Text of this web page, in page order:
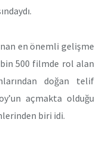
en önemli gelişme
bin 500 filmde rol alan
doğan telif
açmakta olduğu
biri idi.